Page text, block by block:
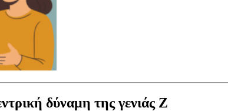
δύναμη της γενιάς Ζ